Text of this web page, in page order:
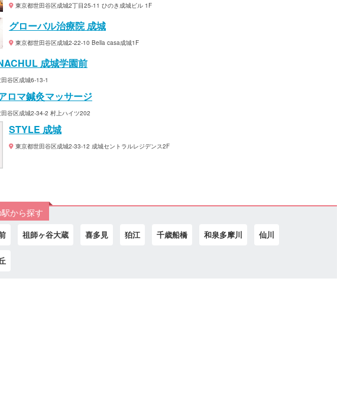
東京都世田谷区成城2丁目25-11 ひのき成城ビル 1F
グローバル治療院 成城
東京都世田谷区成城2-22-10 Bella casa成城1F
成城学園前
谷区成城6-13-1
ロマ鍼灸マッサージ
谷区成城2-34-2 村上ハイツ202
STYLE 成城
東京都世田谷区成城2-33-12 成城セントラルレジデンス2F
から探す
祖師ヶ谷大蔵 喜多見 狛江 千歳船橋 和泉多摩川 仙川